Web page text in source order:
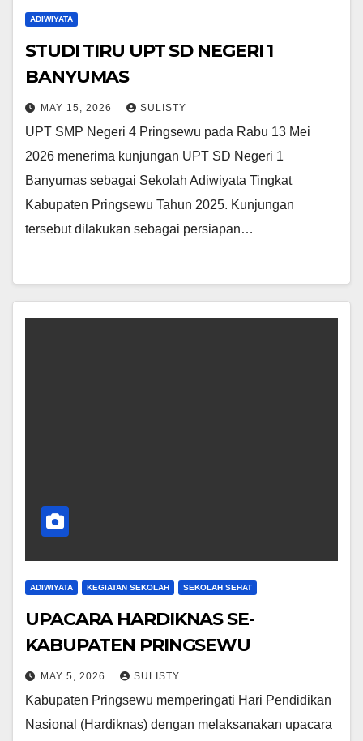
ADIWIYATA
STUDI TIRU UPT SD NEGERI 1
BANYUMAS
MAY 15, 2026 SULISTY
UPT SMP Negeri 4 Pringsewu pada Rabu 13 Mei
2026 menerima kunjungan UPT SD Negeri 1
Banyumas sebagai Sekolah Adiwiyata Tingkat
Kabupaten Pringsewu Tahun 2025. Kunjungan
tersebut dilakukan sebagai persiapan…
ADIWIYATA KEGIATAN SEKOLAH SEKOLAH SEHAT
UPACARA HARDIKNAS SE-
KABUPATEN PRINGSEWU
MAY 5, 2026 SULISTY
Kabupaten Pringsewu memperingati Hari Pendidikan
Nasional (Hardiknas) dengan melaksanakan upacara